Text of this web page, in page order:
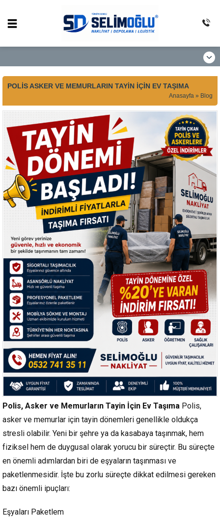
POLIS ASKER VE MEMURLARIN TAYIN İÇIN EV TAŞIMA
Anasayfa » Blog
Polis, Asker ve Memurların Tayin İçin Ev Taşıma Polis,
asker ve memurlar için tayin dönemleri genellikle oldukça
stresli olabilir. Yeni bir şehre ya da kasabaya taşınmak, hem
fiziksel hem de duygusal olarak yorucu bir süreçtir. Bu süreçte
en önemli adımlardan biri de eşyaların taşınması ve
paketlenmesidir. İşte bu zorlu süreçte dikkat edilmesi gereken
bazı önemli ipuçları:
Eşyaları Paketlem